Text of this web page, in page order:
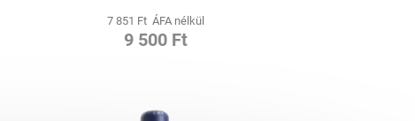
7 851 Ft ÁFA nélkül
9 500 Ft